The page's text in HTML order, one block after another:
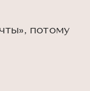
потому